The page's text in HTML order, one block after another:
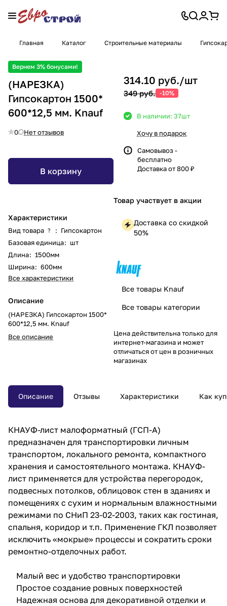
Главная Каталог Строительные материалы
Вернем 3% бонусами!
(НАРЕЗКА)
Гипсокартон 1500*
600*12,5 мм. Knauf
0 Нет отзывов
В корзину
Характеристики
Вид товара ? : Гипсокартон
Базовая единица: шт
Длина: 1500мм
Ширина: 600мм
Все характеристики
Описание
(НАРЕЗКА) Гипсокартон 1500*
600*12,5 мм. Knauf
Все описание
314.10 руб./шт
349 руб. -10%
В наличии: 37шт
Хочу в подарок
Самовывоз -
бесплатно
Доставка от 800 ₽
Товар участвует в акции
Доставка со скидкой
50%
Все товары Knauf
Все товары категории
Цена действительна только для
интернет-магазина и может
отличаться от цен в розничных
магазинах
Описание Отзывы Характеристики Как
КНАУФ-лист малоформатный (ГСП-А)
предназначен для транспортировки личным
транспортом, локального ремонта, компактного
хранения и самостоятельного монтажа. КНАУФ-
лист применяется для устройства перегородок,
подвесных потолков, облицовок стен в зданиях и
помещениях с сухим и нормальным влажностными
режимами по СНиП 23-02-2003, таких как гостиная,
спальня, коридор и т.п. Применение ГКЛ позволяет
исключить «мокрые» процессы и сократить сроки
ремонтно-отделочных работ.
Малый вес и удобство транспортировки
Простое создание ровных поверхностей
Надежная основа для декоративной отделки и